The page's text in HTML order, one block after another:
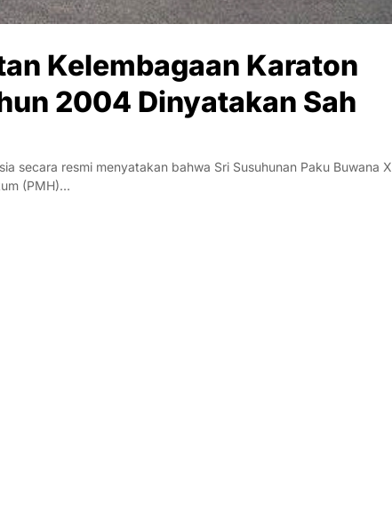
Kelembagaan Karaton
2004 Dinyatakan Sah
secara resmi menyatakan bahwa Sri Susuhunan Paku Buwana
(PMH)…